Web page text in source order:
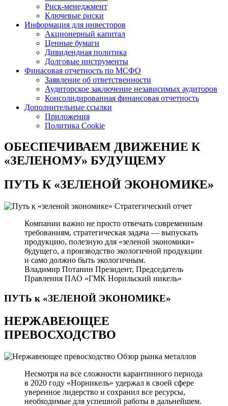
Риск-менеджмент
Ключевые риски
Информация для инвесторов
Акционерный капитал
Ценные бумаги
Дивидендная политика
Долговые инструменты
Финасовая отчетность по МСФО
Заявление об ответственности
Аудиторское заключение независимых аудиторов
Консолидированная финансовая отчетность
Дополнительные ссылки
Приложения
Политика Cookie
ОБЕСПЕЧИВАЕМ ДВИЖЕНИЕ К
«ЗЕЛЕНОМУ» БУДУЩЕМУ
ПУТЬ К«ЗЕЛЕНОЙ ЭКОНОМИКЕ»
Стратегический отчет
Компании важно не просто отвечать современным
требованиям, стратегическая задача — выпускать
продукцию, полезную для «зеленой экономики»
будущего, а производство экологичной продукции
и само должно быть экологичным.
Владимир Потанин Президент, Председатель
Правления ПАО «ГМК Норильский никель»
ПУТЬ к «ЗЕЛЕНОЙ ЭКОНОМИКЕ»
НЕРЖАВЕЮЩЕЕ
ПРЕВОСХОДСТВО
Обзор рынка металлов
Несмотря на все сложности карантинного периода
в 2020 году «Норникель» удержал в своей сфере
уверенное лидерство и сохранил все ресурсы,
необходимые для успешной работы в дальнейшем.